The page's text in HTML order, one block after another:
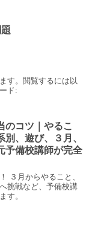
題
す。閲覧するには以
ド:
のコツ｜やるこ
別、遊び、３月、
予備校講師が完全
３月からやること、
挑戦など、予備校講
す。